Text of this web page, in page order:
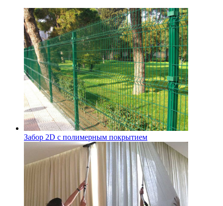
Забор 2D с полимерным покрытием